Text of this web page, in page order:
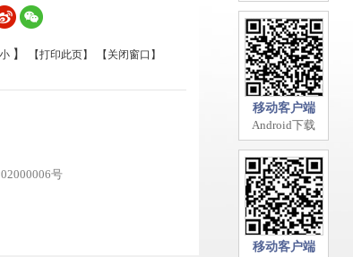
移动客户端
Android下载
移动客户端
小 】 【打印此页】 【关闭窗口】
号